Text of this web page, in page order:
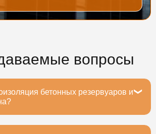
вопросы
бетонных резервуаров и